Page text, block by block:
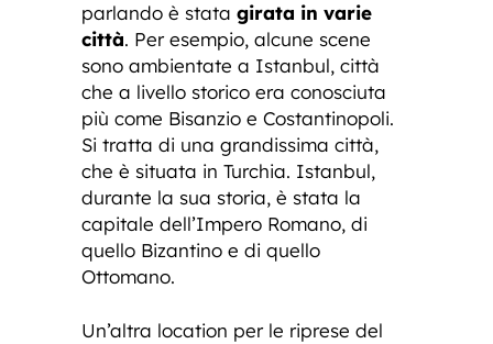
parlando è stata girata in varie
città. Per esempio, alcune scene
sono ambientate a Istanbul, città
che a livello storico era conosciuta
più come Bisanzio e Costantinopoli.
Si tratta di una grandissima città,
che è situata in Turchia. Istanbul,
durante la sua storia, è stata la
capitale dell’Impero Romano, di
quello Bizantino e di quello
Ottomano.
Un’altra location per le riprese del